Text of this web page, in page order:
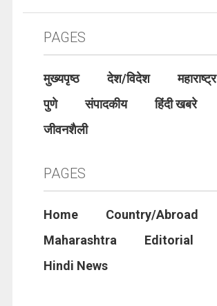
PAGES
मुख्यपृष्ठ देश/विदेश
महाराष्ट्र
पुणे
संपादकीय
हिंदी खबरे
जीवनशैली
PAGES
Home
Country/Abroad
Maharashtra
Editorial
Hindi News